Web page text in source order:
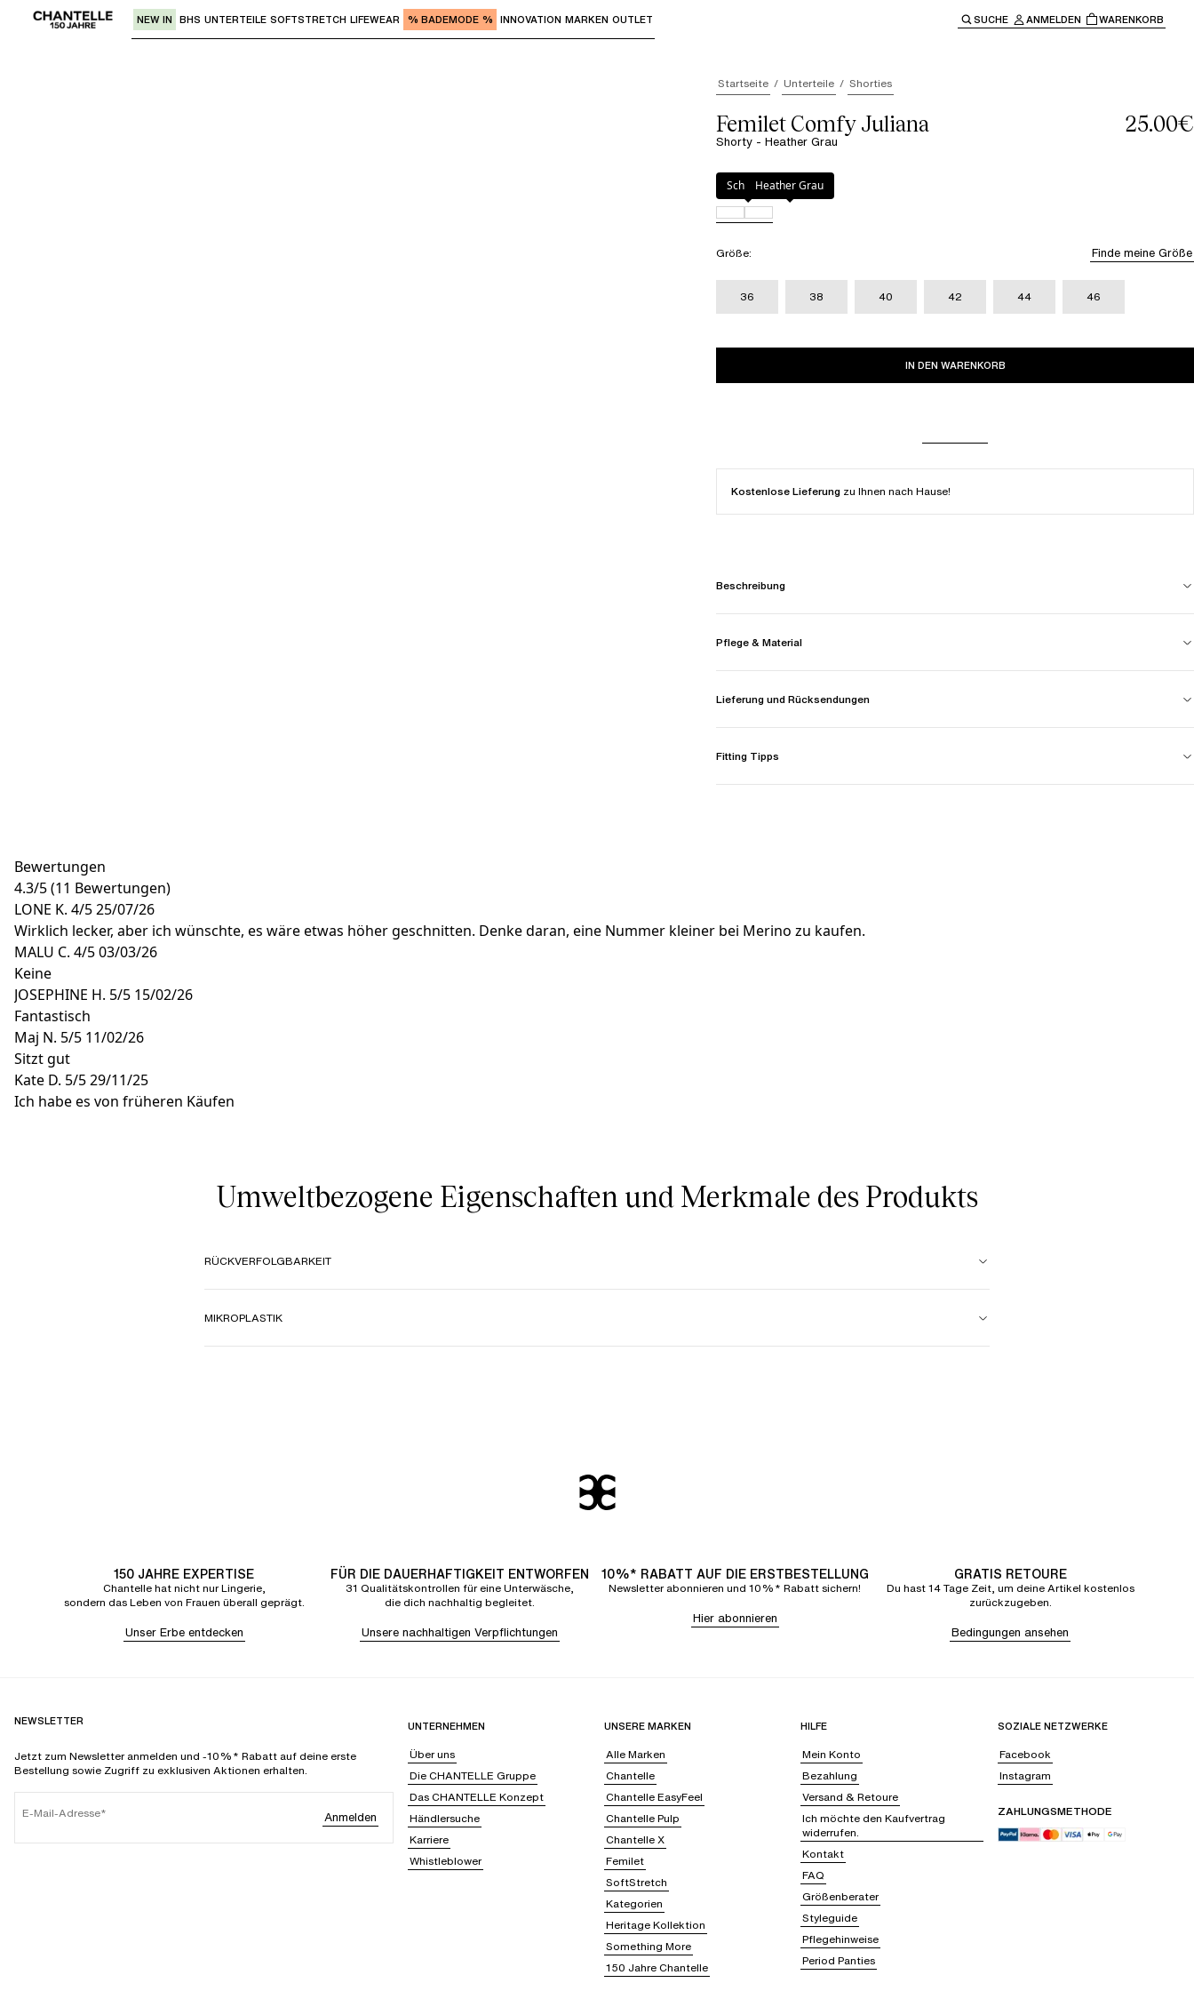
Verwende den "Pfeil nach unten" oder "Eingabe" zum Aufrufen der Untermenüs und "Pfeil nach oben" oder "Escape" um zur Hauptnavigation
NEW IN BHS UNTERTEILE SOFTSTRETCH LIFEWEAR % BADEMODE % INNOVATION MARKEN OUTLET SUCHE ANMELDEN WARENKORB
Startseite Unterteile Shorties
Femilet Comfy Juliana
Shorty - Heather Grau
25.00€
Farbe Heather Grau
SchwarzHeather Grau
Größe: Finde meine Größe
36 38 40 42 44 46
IN DEN WARENKORB
Kostenlose Lieferung zu Ihnen nach Hause!
Beschreibung
Pflege & Material
Lieferung und Rücksendungen
Fitting Tipps
Bewertungen
4.3/5(11 Bewertungen)
LONE K. 4/525/07/26
Wirklich lecker, aber ich wünschte, es wäre etwas höher geschnitten. Denke daran, eine Nummer kleiner bei Merino zu kaufen.
MALU C. 4/503/03/26
Keine
JOSEPHINE H. 5/5 15/02/26
Fantastisch
Maj N. 5/5 11/02/26
Sitzt gut
Kate D. 5/529/11/25
Ich habe es von früheren Käufen
Umweltbezogene Eigenschaften und Merkmale des Produkts
RÜCKVERFOLGBARKEIT
MIKROPLASTIK
150 JAHRE EXPERTISE
Chantelle hat nicht nur Lingerie,
sondern das Leben von Frauen überall geprägt.
Unser Erbe entdecken
FÜR DIE DAUERHAFTIGKEIT ENTWORFEN
31 Qualitätskontrollen für eine Unterwäsche,
die dich nachhaltig begleitet.
Unsere nachhaltigen Verpflichtungen
10%* RABATT AUF DIE ERSTBESTELLUNG
Newsletter abonnieren und 10%* Rabatt sichern!
Hier abonnieren
GRATIS RETOURE
Du hast 14 Tage Zeit, um deine Artikel kostenlos
zurückzugeben.
Bedingungen ansehen
NEWSLETTER
Jetzt zum Newsletter anmelden und -10%* Rabatt auf deine erste
Bestellung sowie Zugriff zu exklusiven Aktionen erhalten.
E-Mail-Adresse Anmelden
UNTERNEHMEN
Über uns
Die CHANTELLE Gruppe
Das CHANTELLE Konzept
Händlersuche
Karriere
Whistleblower
UNSERE MARKEN
Alle Marken
Chantelle
Chantelle EasyFeel
Chantelle Pulp
Chantelle X
Femilet
SoftStretch
Kategorien
Heritage Kollektion
Something More
150 Jahre Chantelle
HILFE
Mein Konto
Bezahlung
Versand & Retoure
Ich möchte den Kaufvertrag
widerrufen.
Kontakt
FAQ
Größenberater
Styleguide
Pflegehinweise
Period Panties
SOZIALE NETZWERKE
Facebook
Instagram
ZAHLUNGSMETHODE